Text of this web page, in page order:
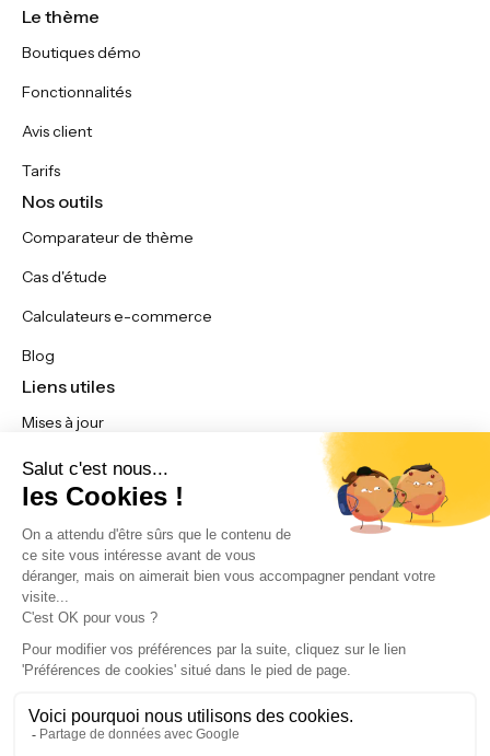
Le thème
Boutiques démo
Fonctionnalités
Avis client
Tarifs
Nos outils
Comparateur de thème
Cas d'étude
Calculateurs e-commerce
Blog
Liens utiles
Mises à jour
Nous contacter
Affiliation
Espace membre
© 2025 Thème FullStack
Préférences en matière de cookies
Politique de confidentialitéMentions légales